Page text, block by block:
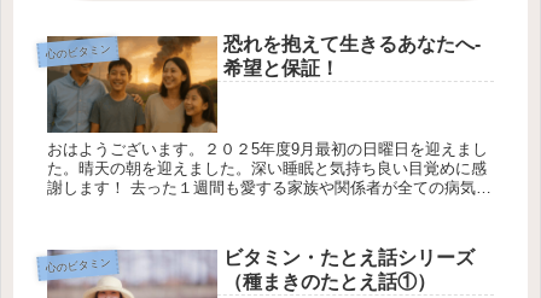
心のビタミン
恐れを抱えて生きるあなたへ-
希望と保証！
おはようございます。２０２5年度9月最初の日曜日を迎えまし
た。晴天の朝を迎えました。深い睡眠と気持ち良い目覚めに感
謝します！ 去った１週間も愛する家族や関係者が全ての病気や
心のビタミン
ビタミン・たとえ話シリーズ
（種まきのたとえ話①）